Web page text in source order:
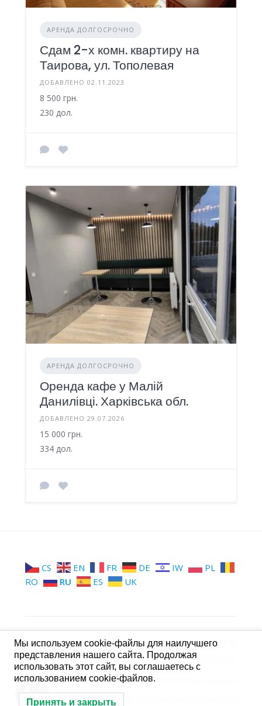
АРЕНДА ДОЛГОСРОЧНО
Сдам 2-х комн. квартиру на
Таирова, ул. Тополевая
ДОБАВЛЕНО 02.11.2023
8 500 грн.
230 дол.
АРЕНДА ДОЛГОСРОЧНО
Оренда кафе у Малій
Данилівці. Харківська обл.
ДОБАВЛЕНО 29.07.2026
15 000 грн.
334 дол.
CS EN FR DE IW
PL
RO
RU ES UK
МТМ Группы МТМ
Стена МТМ
Форум МТМ
Контакты ONLINE
Условия использования
Политика конфиденциальности
Мы используем cookie-файлы для наилучшего
представления нашего сайта. Продолжая
использовать этот сайт, вы соглашаетесь с
использованием cookie-файлов.
Принять и закрыть